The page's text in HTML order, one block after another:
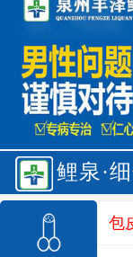
鲤泉·
包